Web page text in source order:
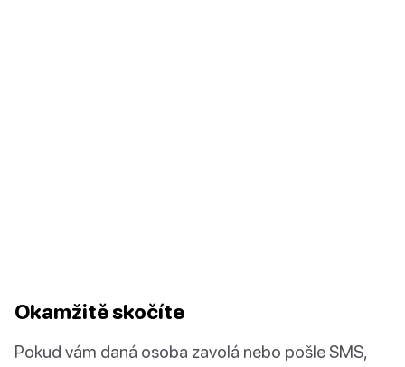
Okamžitě skočíte
Pokud vám daná osoba zavolá nebo pošle SMS,